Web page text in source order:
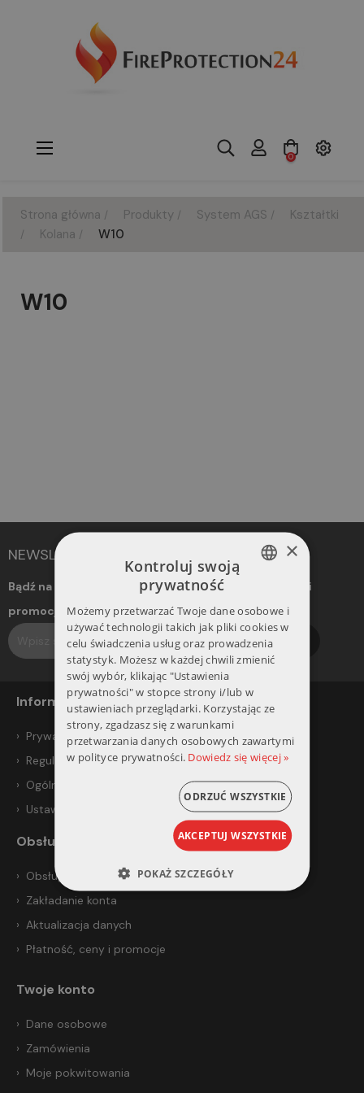
Toggle
navigation
☰ 0
Strona główna Produkty System AGS
Kształtki
Kolana
W10
W10
NEWSLETTER
Bądź na bieżąco! Otrzymuj informacje o nowościach i
promocjach. Dołącz do naszego newslettera.
Subskrybuj
Informacje
Prywatność i bezpieczeństwo
Regulamin
Ogólne warunki sprzedaży
Ustawienia prywatności
Obsługa klienta
Obsługa klienta
Zakładanie konta
Aktualizacja danych
Płatność, ceny i promocje
Twoje konto
Dane osobowe
Zamówienia
Moje pokwitowania
ENGLISH
×
Kontroluj swoją
prywatność
Możemy przetwarzać Twoje dane osobowe i
używać technologii takich jak pliki cookies w
celu świadczenia usług oraz prowadzenia
statystyk. Możesz w każdej chwili zmienić
swój wybór, klikając "Ustawienia
prywatności" w stopce strony i/lub w
ustawieniach przeglądarki. Korzystając ze
strony, zgadzasz się z warunkami
przetwarzania danych osobowych zawartymi
w polityce prywatności. Dowiedz się więcej »
AKCEPTUJ WSZYSTKIE
ODRZUĆ WSZYSTKIE
POKAŻ SZCZEGÓŁY